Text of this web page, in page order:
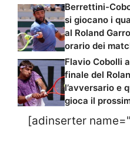
Berrettini-
si giocano i
al Roland
orario dei
Flavio Cobolli
finale del
l’avversario e
gioca il
[adinserter